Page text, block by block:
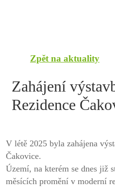
Zpět na aktuality
Zahájení
Rezidence
V létě 2025 byla zahájena
Čakovice.
Území, na kterém se dnes již
měsících promění v moderní